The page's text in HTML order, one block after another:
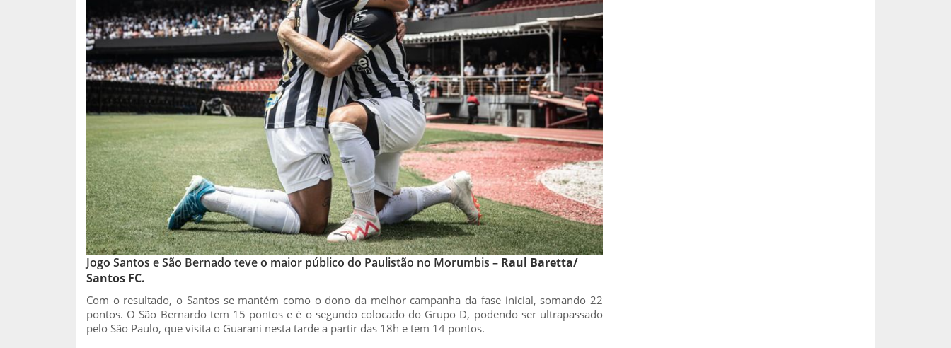
Jogo Santos e São Bernado teve o maior público do Paulistão no Morumbis – Raul Baretta/
Santos FC.
Com o resultado, o Santos se mantém como o dono da melhor campanha da fase inicial, somando 22
pontos. O São Bernardo tem 15 pontos e é o segundo colocado do Grupo D, podendo ser ultrapassado
pelo São Paulo, que visita o Guarani nesta tarde a partir das 18h e tem 14 pontos.